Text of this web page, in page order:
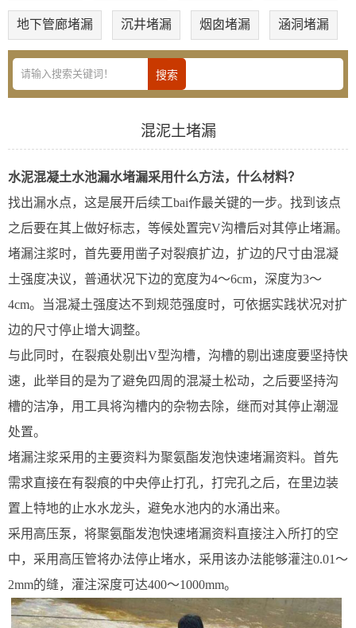
地下管廊堵漏 沉井堵漏 烟囱堵漏 涵洞堵漏
混泥土堵漏
水泥混凝土水池漏水堵漏采用什么方法，什么材料？
找出漏水点，这是展开后续工bai作最关键的一步。找到该点
之后要在其上做好标志，等候处置完V沟槽后对其停止堵漏。
堵漏注浆时，首先要用凿子对裂痕扩边，扩边的尺寸由混凝
土强度决议，普通状况下边的宽度为4～6cm，深度为3～
4cm。当混凝土强度达不到规范强度时，可依据实践状况对扩
边的尺寸停止增大调整。
与此同时，在裂痕处剔出V型沟槽，沟槽的剔出速度要坚持快
速，此举目的是为了避免四周的混凝土松动，之后要坚持沟
槽的洁净，用工具将沟槽内的杂物去除，继而对其停止潮湿
处置。
堵漏注浆采用的主要资料为聚氨酯发泡快速堵漏资料。首先
需求直接在有裂痕的中央停止打孔，打完孔之后，在里边装
置上特地的止水水龙头，避免水池内的水涌出来。
采用高压泵，将聚氨酯发泡快速堵漏资料直接注入所打的空
中，采用高压管将办法停止堵水，采用该办法能够灌注0.01～
2mm的缝，灌注深度可达400～1000mm。